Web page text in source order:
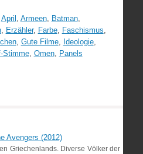
April Armeen, Batman,
, Erzähler, Farbe, Faschismus
, Gute Filme, Ideologie,
Stimme, Omen, Panels
Avengers (2012)
Griechenlands. Diverse Völker der